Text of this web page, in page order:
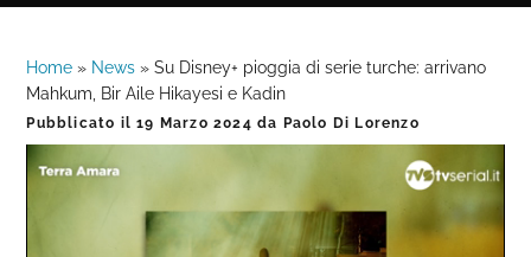
Home » News »Su Disney+ pioggia di serie turche: arrivano
Mahkum, Bir Aile Hikayesi e Kadin
Pubblicato il19 Marzo 2024 da Paolo Di Lorenzo